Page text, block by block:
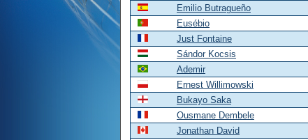
Emilio Butragueño
Eusébio
Just Fontaine
Sándor Kocsis
Ademir
Ernest Willimowski
Bukayo Saka
Ousmane Dembele
Jonathan David